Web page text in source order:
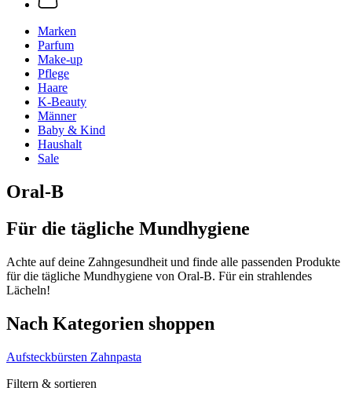
Marken
Parfum
Make-up
Pflege
Haare
K-Beauty
Männer
Baby & Kind
Haushalt
Sale
Oral-B
Für die tägliche Mundhygiene
Achte auf deine Zahngesundheit und finde alle passenden Produkte
für die tägliche Mundhygiene von Oral-B. Für ein strahlendes
Lächeln!
Nach Kategorien shoppen
Aufsteckbürsten Zahnpasta
Filtern & sortieren